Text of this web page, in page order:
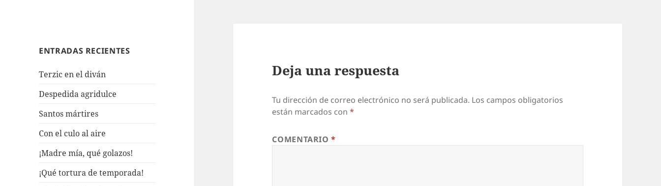
ENTRADAS RECIENTES
Terzic en el diván
Despedida agridulce
Santos mártires
Con el culo al aire
¡Madre mía, qué golazos!
¡Qué tortura de temporada!
Deja una respuesta
Tu dirección de correo electrónico no será publicada. Los campos obligatorios
están marcados con*
COMENTARIO*